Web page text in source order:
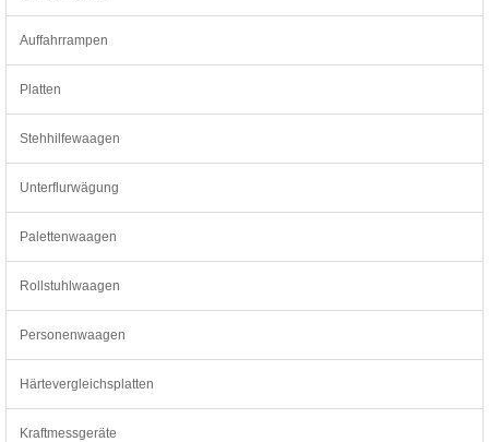
Auffahrrampen
Platten
Stehhilfewaagen
Unterflurwägung
Palettenwaagen
Rollstuhlwaagen
Personenwaagen
Härtevergleichsplatten
Kraftmessgeräte